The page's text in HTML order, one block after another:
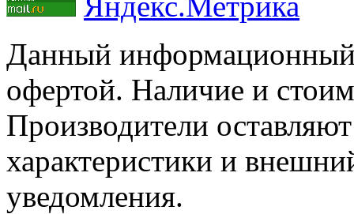
Данный информационный
офертой. Наличие и
Производители
характеристики и
уведомления.